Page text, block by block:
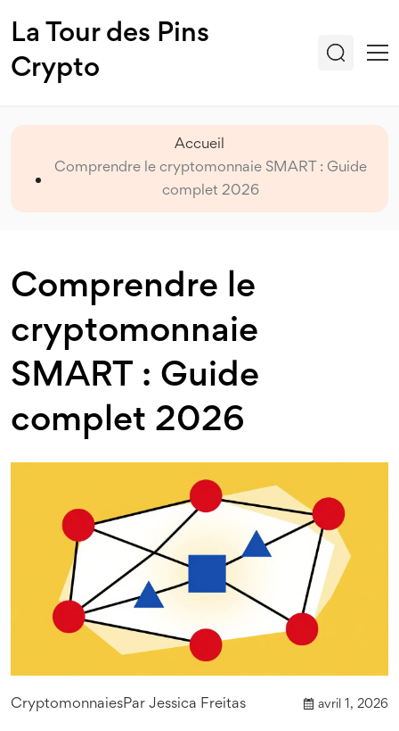
La Tour des Pins
Crypto
Accueil
Comprendre le cryptomonnaie SMART : Guide
complet 2026
Comprendre le
cryptomonnaie
SMART : Guide
complet 2026
CryptomonnaiesPar Jessica Freitas avril 1, 2026